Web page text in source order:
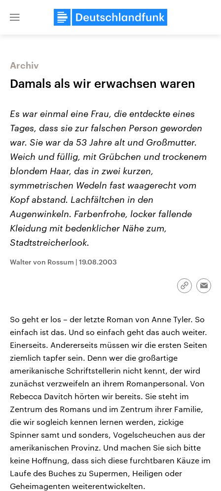
Close
Landtagswahl Sachsen-Anhalt
Alle Informationen
Sachsen-Anhalt wählt am 6.
September 2026 einen neuen
Landtag. Seit 2021 wird das
Bundesland von einer Koalition aus
CDU, SPD und FDP regiert.-
Umfragen, Prognosen,
Wahlprogramme, aktuelle Berichte
und Kandidaten der anstehenden
Wahl.
USA
Aktuelle Beiträge,
Hintergründe
Wirtschaftlich und
gehören die Vereinigten
den mächtigsten Ländern
mit großem Einfluss auf
aktuelle Weltgeschehen.
Archiv
Damals als wir erwachsen waren
Es war einmal eine Frau, die entdeckte eines
Tages, dass sie zur falschen Person geworden
war. Sie war da 53 Jahre alt und Großmutter.
Weich und füllig, mit Grübchen und trockenem
blondem Haar, das in zwei kurzen,
symmetrischen Wedeln fast waagerecht vom
Kopf abstand. Lachfältchen in den
Augenwinkeln. Farbenfrohe, locker fallende
Kleidung mit bedenklicher Nähe zum,
Stadtstreicherlook.
Walter von Rossum | 19.08.2003
Link
So geht er los – der letzte Roman von Anne Tyler. So
einfach ist das. Und so einfach geht das auch weiter.
Einerseits. Andererseits müssen wir die ersten Seiten
ziemlich tapfer sein. Denn wer die großartige
amerikanische Schriftstellerin nicht kennt, der wird
zunächst verzweifeln an ihrem Romanpersonal. Von
Rebecca Davitch hörten wir bereits. Sie steht im
Zentrum des Romans und im Zentrum ihrer Familie,
die wir sogleich kennen lernen werden, zickige
Spinner samt und sonders, Vogelscheuchen aus der
amerikanischen Provinz. Und machen Sie sich bitte
keine Hoffnung, dass sich diese furchtbaren Käuze im
Laufe des Buches zu Supermen, Heiligen oder
Geheimagenten weiterentwickelten.